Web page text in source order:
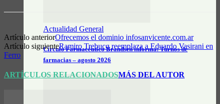
Actualidad General
Círculo Farmacéutico Brandsen informa: Turnos de
farmacias – agosto 2026
Artículo anteriorOfrecemos el dominio infosanvicente.com.ar
Artículo siguienteRamiro Trebucq reemplaza a Eduardo Vasirani en
Ferro
ARTÍCULOS RELACIONADOSMÁS DEL AUTOR